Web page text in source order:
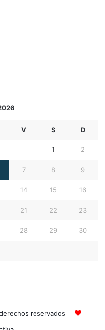
V S D
1 2
7 8 9
14 15 16
21 22 23
28 29 30
reservados |